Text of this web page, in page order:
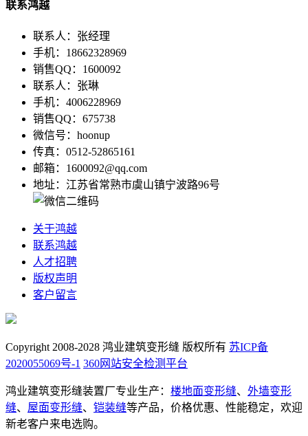
联系鸿越
联系人：张经理
手机：18662328969
销售QQ：1600092
联系人：张琳
手机：4006228969
销售QQ：675738
微信号：hoonup
传真：0512-52865161
邮箱：1600092@qq.com
地址：江苏省常熟市虞山镇宁波路96号
关于鸿越
联系鸿越
人才招聘
版权声明
客户留言
Copyright 2008-2028 鸿业建筑变形缝 版权所有 苏ICP备
2020055069号-1 360网站安全检测平台
鸿业建筑变形缝装置厂专业生产： 楼地面变形缝、 外墙变形
缝、 屋面变形缝、 铠装缝等产品，价格优惠、性能稳定，欢迎
新老客户来电选购。